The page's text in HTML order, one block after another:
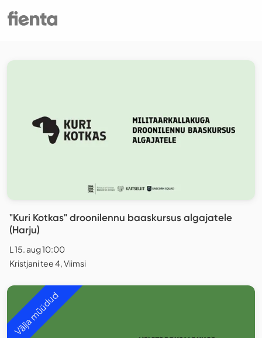
"Kuri Kotkas" droonilennu baaskursus algajatele
(Harju)
L 15. aug 10:00
Kristjani tee 4, Viimsi
Välja müüdud